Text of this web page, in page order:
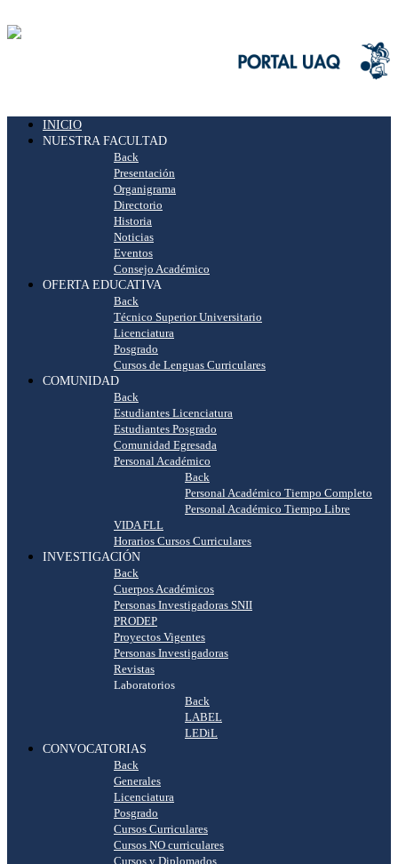
INICIO
NUESTRA FACULTAD
Back
Presentación
Organigrama
Directorio
Historia
Noticias
Eventos
Consejo Académico
OFERTA EDUCATIVA
Back
Técnico Superior Universitario
Licenciatura
Posgrado
Cursos de Lenguas Curriculares
COMUNIDAD
Back
Estudiantes Licenciatura
Estudiantes Posgrado
Comunidad Egresada
Personal Académico
Back
Personal Académico Tiempo Completo
Personal Académico Tiempo Libre
VIDA FLL
Horarios Cursos Curriculares
INVESTIGACIÓN
Back
Cuerpos Académicos
Personas Investigadoras SNII
PRODEP
Proyectos Vigentes
Personas Investigadoras
Revistas
Laboratorios
Back
LABEL
LEDiL
CONVOCATORIAS
Back
Generales
Licenciatura
Posgrado
Cursos Curriculares
Cursos NO curriculares
Cursos y Diplomados